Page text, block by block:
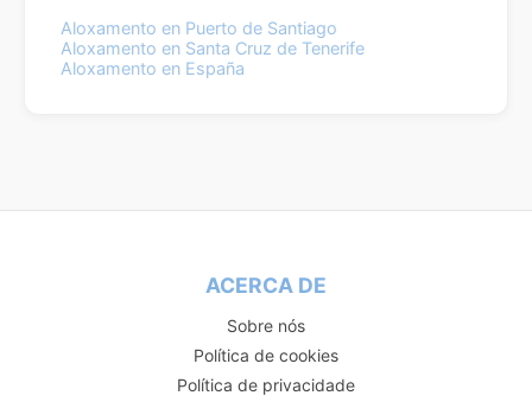
Aloxamento en Puerto de Santiago
Aloxamento en Santa Cruz de Tenerife
Aloxamento en España
ACERCA DE
Sobre nós
Política de cookies
Política de privacidade